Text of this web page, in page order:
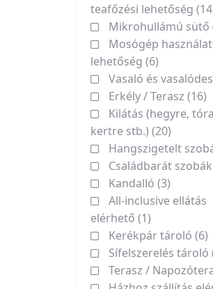
teafőzési lehetőség
Mikrohullámú sütő
Mosógép
lehetőség (6)
Vasaló és
Erkély / Terasz (16)
Kilátás (hegyre,
kertre stb.) (20)
Hangszigetelt
Családbarát
Kandalló (3)
All-inclusive ellátás
elérhető (1)
Kerékpár tároló (6)
Sífelszerelés tároló
Terasz /